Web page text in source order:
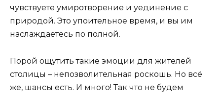
чувствуете умиротворение и уединение с
природой. Это упоительное время, и вы им
наслаждаетесь по полной.
Порой ощутить такие эмоции для жителей
столицы – непозволительная роскошь. Но всё
же, шансы есть. И много! Так что не будем